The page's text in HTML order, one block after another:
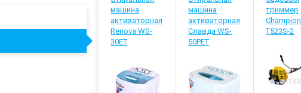
машина
активаторная
Renova WS-
30ET
машина
активаторная
Славда WS-
50РЕТ
триммер
Champion
T523S-2